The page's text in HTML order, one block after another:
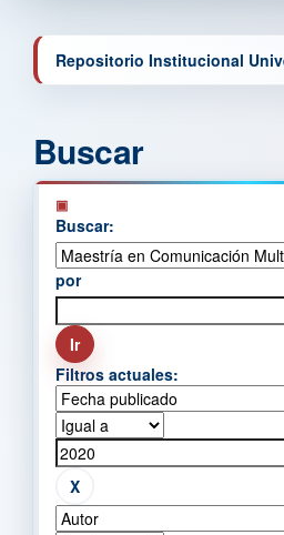
Repositorio Institucional
Buscar
Buscar:
por
Filtros actuales: